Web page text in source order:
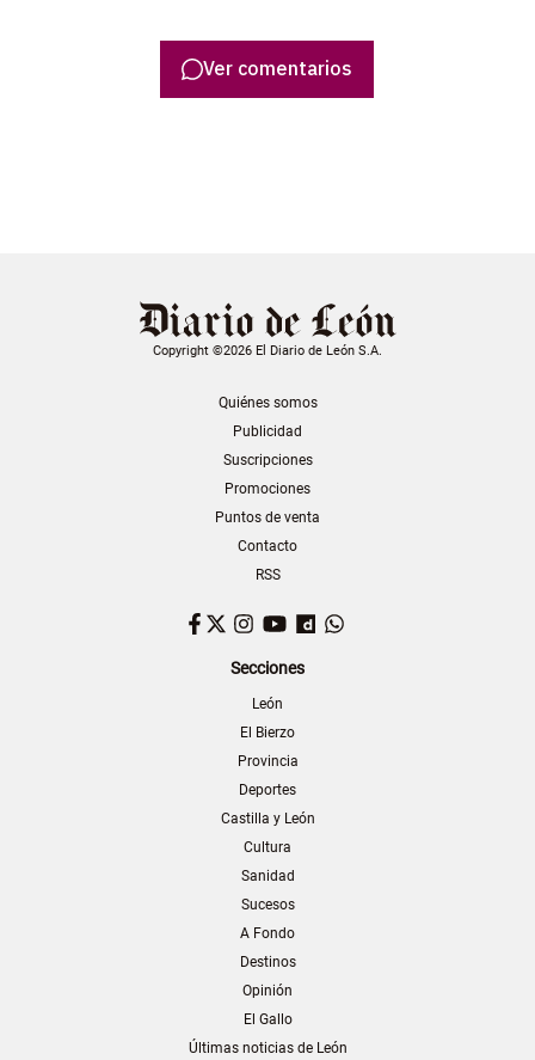
Ver comentarios
Copyright ©2026 El Diario de León S.A.
Quiénes somos
Publicidad
Suscripciones
Promociones
Puntos de venta
Contacto
RSS
Facebook
TwitterInstagram
YouTubeDailymotion
Secciones
León
El Bierzo
Provincia
Deportes
Castilla y León
Cultura
Sanidad
Sucesos
A Fondo
Destinos
Opinión
El Gallo
Últimas noticias de León